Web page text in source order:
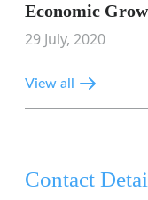
Economic
29 July, 2020
View all
Contact